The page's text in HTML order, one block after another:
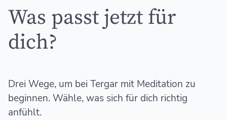
Was passt jetzt für
dich?
Drei Wege, um bei Tergar mit Meditation zu
beginnen. Wähle, was sich für dich richtig
anfühlt.